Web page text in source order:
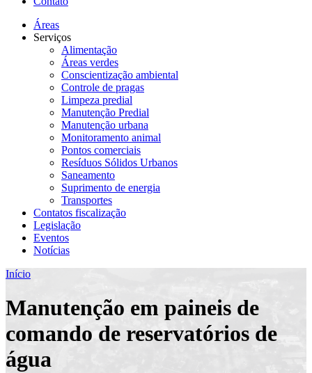
Áreas
Serviços
Alimentação
Áreas verdes
Conscientização ambiental
Controle de pragas
Limpeza predial
Manutenção Predial
Manutenção urbana
Monitoramento animal
Pontos comerciais
Resíduos Sólidos Urbanos
Saneamento
Suprimento de energia
Transportes
Contatos fiscalização
Legislação
Eventos
Notícias
Início
Manutenção em paineis de
comando de reservatórios de
água